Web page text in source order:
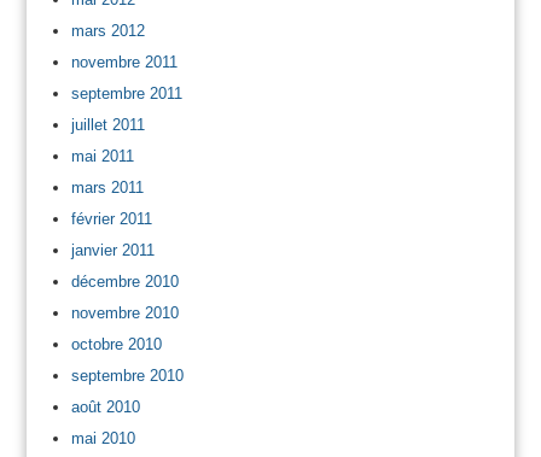
mars 2012
novembre 2011
septembre 2011
juillet 2011
mai 2011
mars 2011
février 2011
janvier 2011
décembre 2010
novembre 2010
octobre 2010
septembre 2010
août 2010
mai 2010